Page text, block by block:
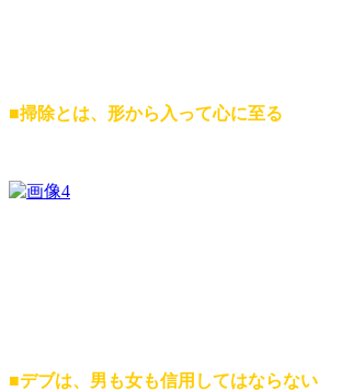
■掃除とは、形から入って心に至る
■デブは、男も女も信用してはならない